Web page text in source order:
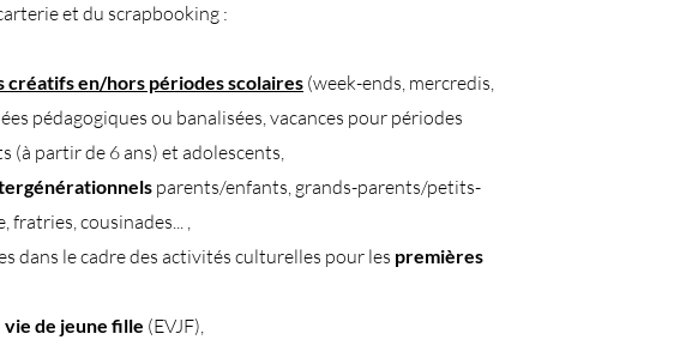
et du scrapbooking :
créatifs en/hors périodes scolaires (week-ends, mercredis,
pédagogiques ou banalisées, vacances pour périodes
(à partir de 6 ans) et adolescents,
parents/enfants, grands-parents/petits-
cousinades... ,
dans le cadre des activités culturelles pour les premières
de jeune fille (EVJF),